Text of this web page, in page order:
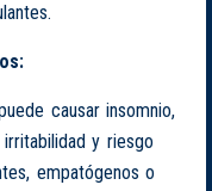
causar insomnio,
irritabilidad y riesgo
empatógenos o